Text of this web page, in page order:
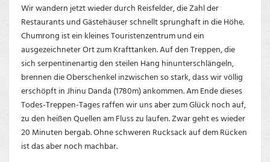
Wir wandern jetzt wieder durch Reisfelder, die Zahl der
Restaurants und Gästehäuser schnellt sprunghaft in die Höhe.
Chumrong ist ein kleines Touristenzentrum und ein
ausgezeichneter Ort zum Krafttanken. Auf den Treppen, die
sich serpentinenartig den steilen Hang hinunterschlängeln,
brennen die Oberschenkel inzwischen so stark, dass wir völlig
erschöpft in Jhinu Danda (1780m) ankommen. Am Ende dieses
Todes-Treppen-Tages raffen wir uns aber zum Glück noch auf,
zu den heißen Quellen am Fluss zu laufen. Zwar geht es wieder
20 Minuten bergab. Ohne schweren Rucksack auf dem Rücken
ist das aber noch machbar.